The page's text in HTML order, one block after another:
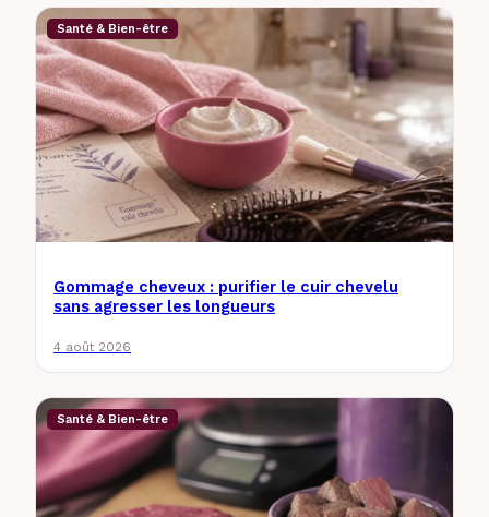
Santé & Bien-être
Gommage cheveux : purifier le cuir chevelu
sans agresser les longueurs
4 août 2026
Santé & Bien-être